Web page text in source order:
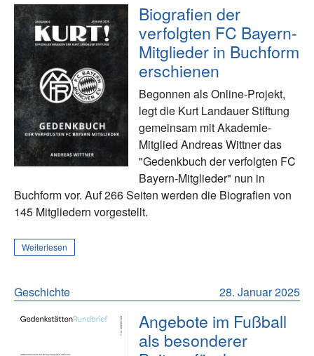
Biografien der
verfolgten FC Bayern-
Mitglieder in Buchform
erschienen
Begonnen als Online-Projekt,
legt die Kurt Landauer Stiftung
gemeinsam mit Akademie-
Mitglied Andreas Wittner das
"Gedenkbuch der verfolgten FC
Bayern-Mitglieder" nun in
Buchform vor. Auf 266 Seiten werden die Biografien von
145 Mitgliedern vorgestellt.
Weiterlesen
28. Januar 2025
Geschichte
Angebote im Fußball
als besonderer